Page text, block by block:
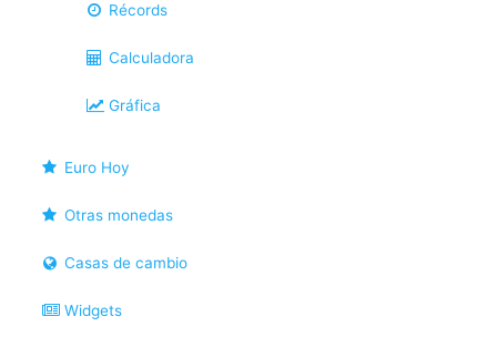
Récords
Calculadora
Gráfica
Euro Hoy
Otras monedas
Casas de cambio
Widgets